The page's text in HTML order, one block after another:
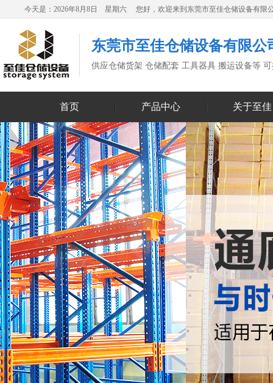
今天是：2026年8月8日 星期六 您好，欢迎来到东莞市至佳仓储设备有限
东莞市至佳仓储设备有限公
供应仓储货架 仓储配套 工具器具 搬运设备等
首页 产品中心 关于至佳